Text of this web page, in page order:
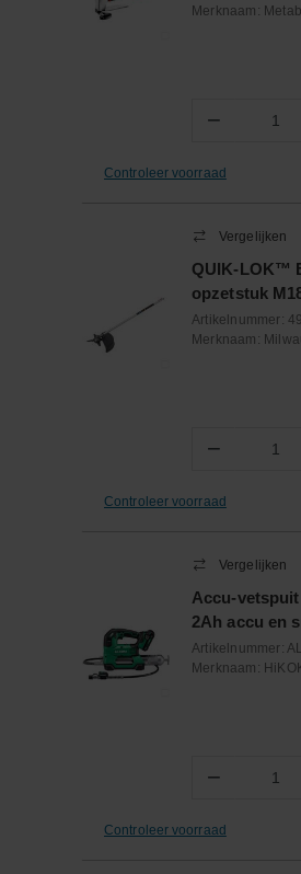
Merknaam:
− Aantal
Controleer voorraad
Vergelijken
QUIK-LOK™
opzetstuk
Artikelnummer:
Merknaam:
− Aantal
Controleer voorraad
Vergelijken
Accu-
2Ah accu en
kunststof
Artikelnummer:
Merknaam:
− Aantal
Controleer voorraad